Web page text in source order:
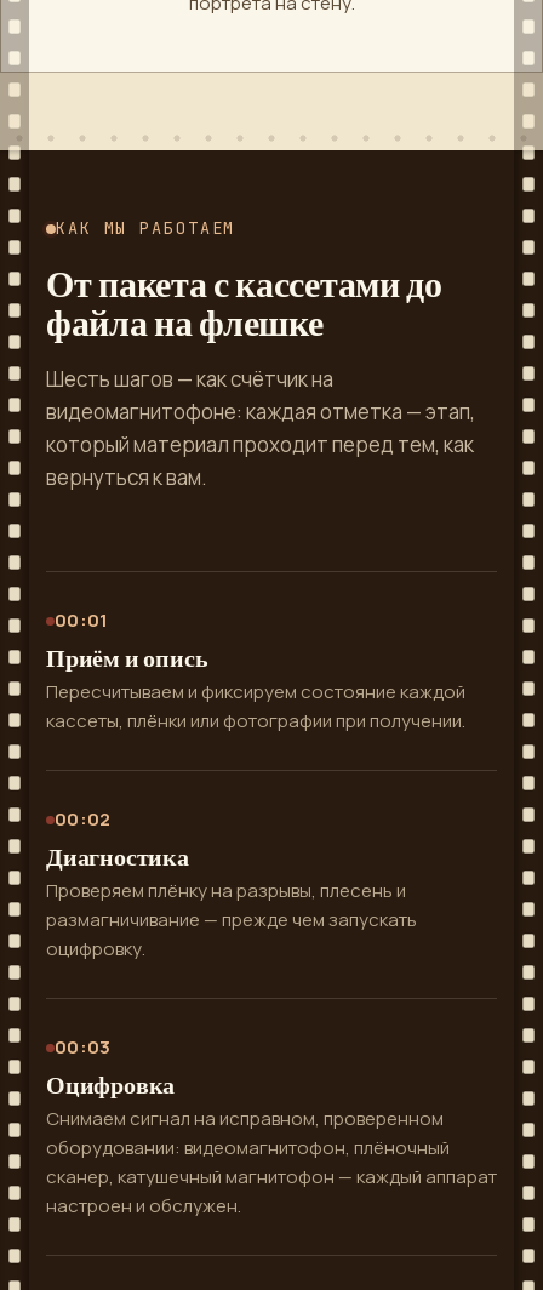
КАК МЫ РАБОТАЕМ
От пакета с кассетами до
файла на флешке
Шесть шагов — как счётчик на
видеомагнитофоне: каждая отметка — этап,
который материал проходит перед тем, как
вернуться к вам.
00:01
Приём и опись
Пересчитываем и фиксируем состояние каждой
кассеты, плёнки или фотографии при получении.
00:02
Диагностика
Проверяем плёнку на разрывы, плесень и
размагничивание — прежде чем запускать
оцифровку.
00:03
Оцифровка
Снимаем сигнал на исправном, проверенном
оборудовании: видеомагнитофон, плёночный
сканер, катушечный магнитофон — каждый аппарат
настроен и обслужен.